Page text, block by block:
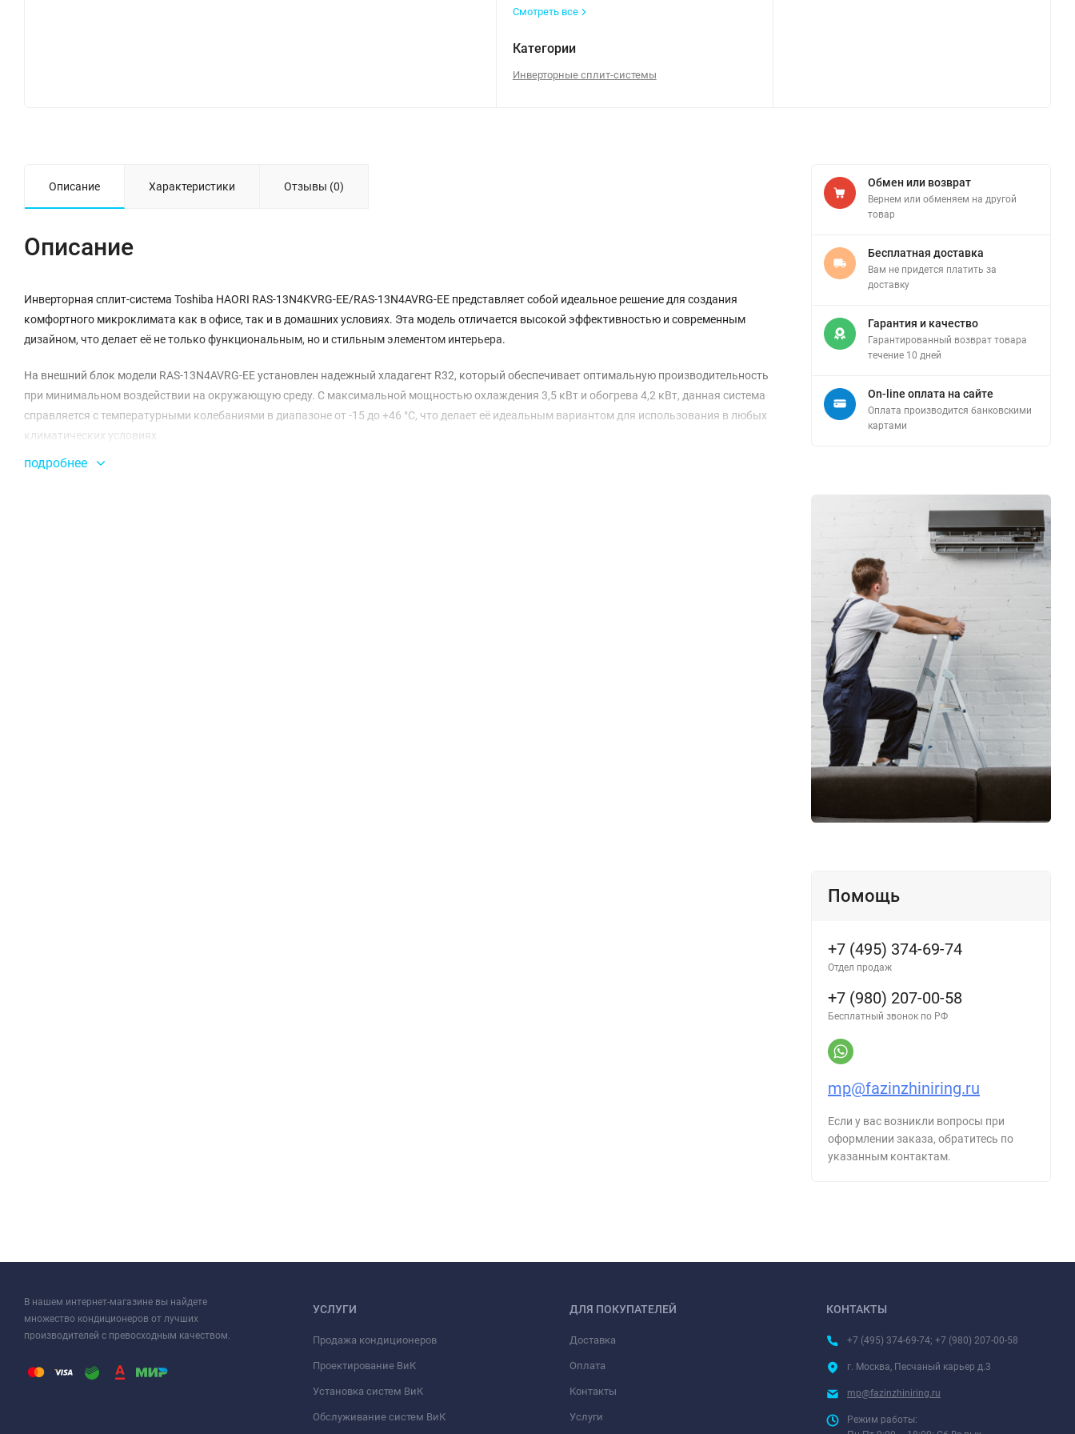
Смотреть все
Категории
Инверторные сплит-системы
Описание Характеристики Отзывы (0)
Описание
Инверторная сплит-система Toshiba HAORI RAS-13N4KVRG-EE/RAS-13N4AVRG-EE представляет собой идеальное решение для создания
комфортного микроклимата как в офисе, так и в домашних условиях. Эта модель отличается высокой эффективностью и современным
дизайном, что делает её не только функциональным, но и стильным элементом интерьера.
На внешний блок модели RAS-13N4AVRG-EE установлен надежный хладагент R32, который обеспечивает оптимальную производительность
при минимальном воздействии на окружающую среду. С максимальной мощностью охлаждения 3,5 кВт и обогрева 4,2 кВт, данная система
справляется с температурными колебаниями в диапазоне от -15 до +46 °C, что делает её идеальным вариантом для использования в любых
климатических условиях.
Производительность Toshiba HAORI впечатляет: максимальный расход воздуха наружного блока достигает 1950 м³/ч, а внутренний блок
подробнее
Обмен или возврат
Вернем или обменяем на другой
товар
Бесплатная доставка
Вам не придется платить за
доставку
Гарантия и качество
Гарантированный возврат товара
течение 10 дней
On-line оплата на сайте
Оплата производится банковскими
картами
Помощь
+7 (495) 374-69-74
Отдел продаж
+7 (980) 207-00-58
Бесплатный звонок по РФ
mp@fazinzhiniring.ru
Если у вас возникли вопросы при
оформлении заказа, обратитесь по
указанным контактам.
В нашем интернет-магазине вы найдете
множество кондиционеров от лучших
производителей с превосходным качеством.
УСЛУГИ
Продажа кондиционеров
Проектирование ВиК
Установка систем ВиК
Обслуживание систем ВиК
ДЛЯ ПОКУПАТЕЛЕЙ
Доставка
Оплата
Контакты
Услуги
КОНТАКТЫ
+7 (495) 374-69-74; +7 (980) 207-00-58
г. Москва, Песчаный карьер д.3
mp@fazinzhiniring.ru
Режим работы: